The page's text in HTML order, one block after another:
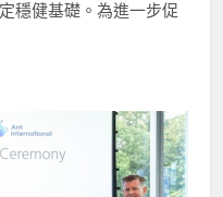
穩健基礎。為進一步促